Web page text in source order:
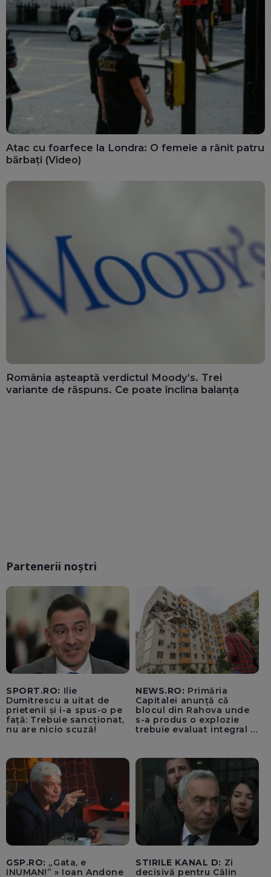
Atac cu foarfece la Londra: O femeie a rănit patru
bărbați (Video)
România așteaptă verdictul Moody’s. Trei
variante de răspuns. Ce poate înclina balanța
Partenerii noștri
SPORT.RO: Ilie
Dumitrescu a uitat de
prietenii și i-a spus-o pe
față: Trebuie sancționat,
nu are nicio scuză!
NEWS.RO: Primăria
Capitalei anunță că
blocul din Rahova unde
s-a produs o explozie
trebuie evaluat integral și
lucrările de punere în
siguranță a părții grav
afectate
GSP.RO: „Gata, e
INUMAN!” » Ioan Andone
STIRILE KANAL D: Zi
decisivă pentru Călin